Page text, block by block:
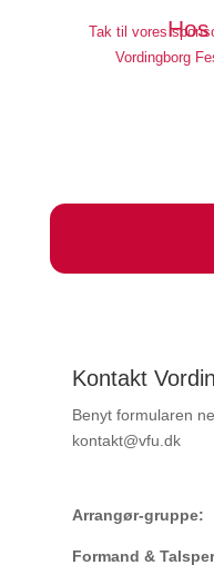
Tak til vores
Vordingborg
Kontakt
Benyt formularen
kontakt@vfu.dk
Arrangør-gruppe:
Formand &